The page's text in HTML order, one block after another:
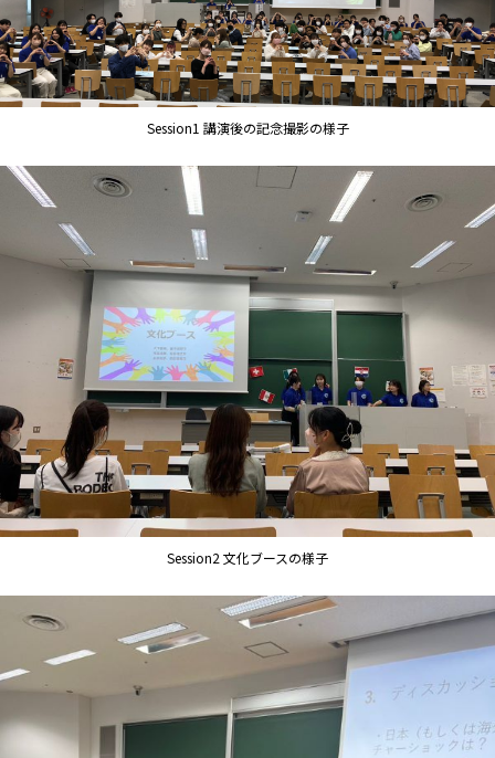
Session1 講演後の記念撮影の様子
Session2 文化ブースの様子